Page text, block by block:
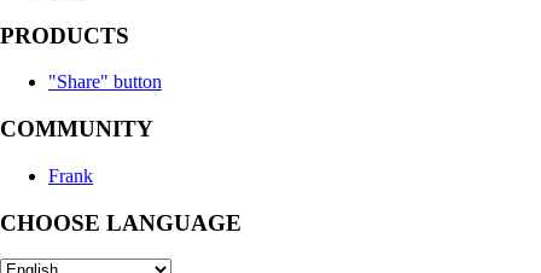
PRODUCTS
"Share" button
COMMUNITY
Frank
CHOOSE LANGUAGE